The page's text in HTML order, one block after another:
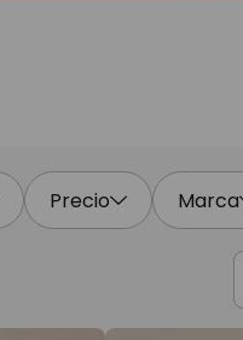
Precio Marca